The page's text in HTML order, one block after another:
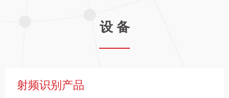
设 备
射频识别产品